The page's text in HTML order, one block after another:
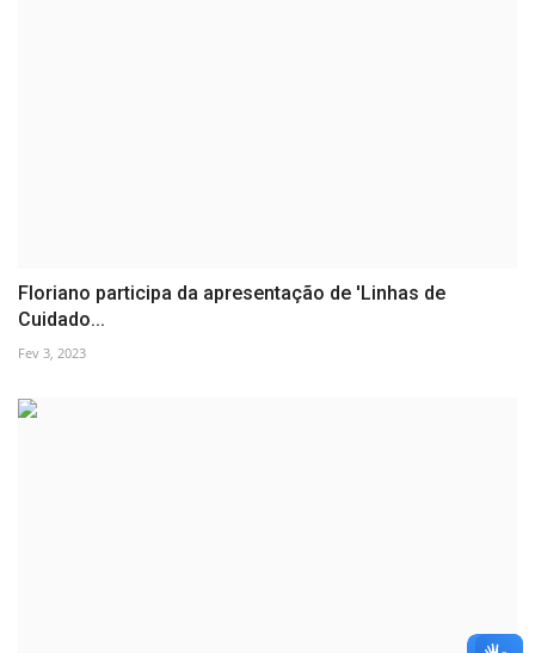
Floriano participa da apresentação de 'Linhas de
Cuidado...
Fev 3, 2023